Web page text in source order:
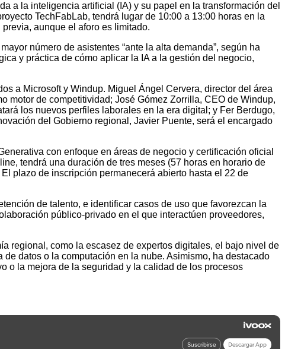
a la inteligencia artificial (IA) y su papel en la transformación del
TechFabLab, tendrá lugar de 10:00 a 13:00 horas en la
aunque el aforo es limitado.
número de asistentes “ante la alta demanda”, según ha
y práctica de cómo aplicar la IA a la gestión del negocio,
a Microsoft y Windup. Miguel Ángel Cervera, director del área
motor de competitividad; José Gómez Zorrilla, CEO de Windup,
los nuevos perfiles laborales en la era digital; y Fer Berdugo,
del Gobierno regional, Javier Puente, será el encargado
con enfoque en áreas de negocio y certificación oficial
tendrá una duración de tres meses (57 horas en horario de
plazo de inscripción permanecerá abierto hasta el 22 de
de talento, e identificar casos de uso que favorezcan la
público-privado en el que interactúen proveedores,
regional, como la escasez de expertos digitales, el bajo nivel de
datos o la computación en la nube. Asimismo, ha destacado
o la mejora de la seguridad y la calidad de los procesos